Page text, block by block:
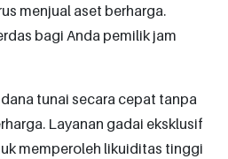
menjual aset berharga.
bagi Anda pemilik jam
tunai secara cepat tanpa
Layanan gadai eksklusif
memperoleh likuiditas tinggi